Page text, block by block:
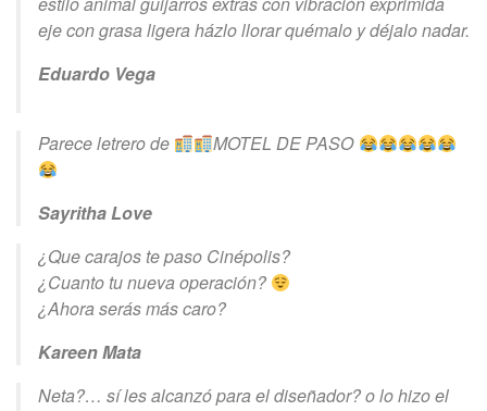
eje con grasa ligera házlo llorar quémalo y déjalo nadar.
Eduardo Vega
Parece letrero de MOTEL DE PASO
Sayritha Love
¿Que carajos te paso Cinépolis?
¿Cuanto tu nueva operación?
¿Ahora serás más caro?
Kareen Mata
Neta?… sí les alcanzó para el diseñador? o lo hizo el